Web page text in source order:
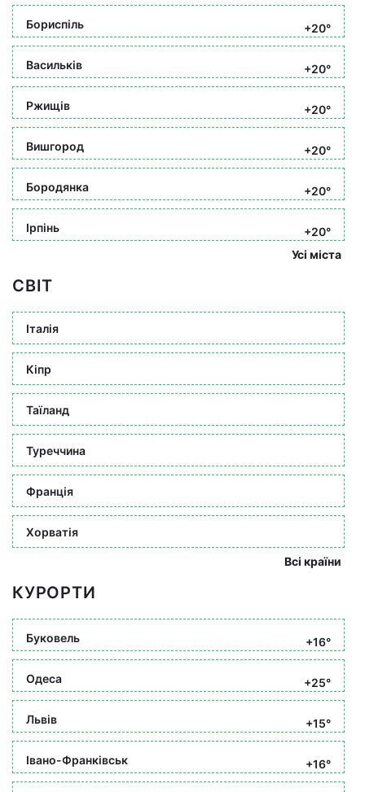
Бориспіль +20°
Васильків +20°
Ржищів +20°
Вишгород +20°
Бородянка +20°
Ірпінь
+20°
Усі міста
СВІТ
Італія
Кіпр
Таїланд
Туреччина
Франція
Хорватія
Всі країни
КУРОРТИ
Буковель +16°
Одеса +25°
Львів +15°
Івано-Франківськ +16°